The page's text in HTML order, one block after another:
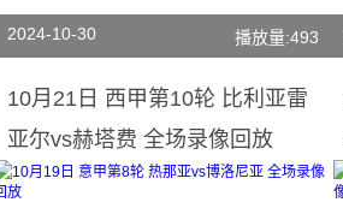
2024-10-30 播放量:493
10月21日 西甲第10轮 比利亚雷
亚尔vs赫塔费 全场录像回放